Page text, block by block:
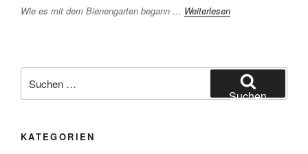
Wie es mit dem Bienengarten begann … Weiterlesen
nach:
Suchen
KATEGORIEN